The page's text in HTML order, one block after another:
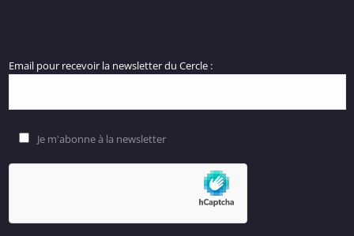
Email pour recevoir la newsletter du Cercle :
Je m'abonne à la newsletter